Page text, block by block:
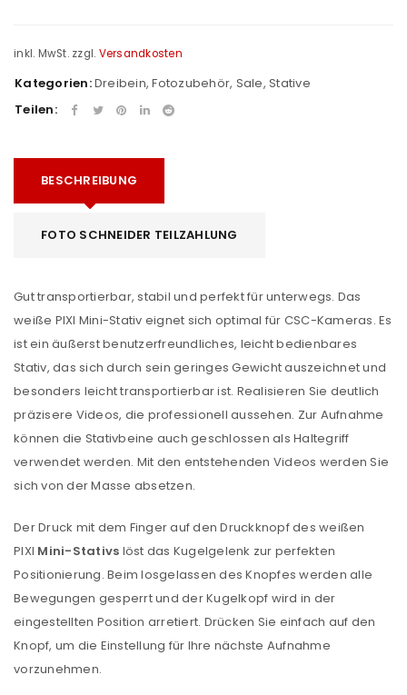
inkl. MwSt. zzgl. Versandkosten
Kategorien:Dreibein,Fotozubehör, Sale, Stative
Teilen:
BESCHREIBUNG
FOTO SCHNEIDER TEILZAHLUNG
Gut transportierbar, stabil und perfekt für unterwegs. Das
weiße PIXI Mini-Stativ eignet sich optimal für CSC-Kameras. Es
ist ein äußerst benutzerfreundliches, leicht bedienbares
Stativ, das sich durch sein geringes Gewicht auszeichnet und
besonders leicht transportierbar ist. Realisieren Sie deutlich
präzisere Videos, die professionell aussehen. Zur Aufnahme
können die Stativbeine auch geschlossen als Haltegriff
verwendet werden. Mit den entstehenden Videos werden Sie
sich von der Masse absetzen.
Der Druck mit dem Finger auf den Druckknopf des weißen
PIXI Mini-Stativs löst das Kugelgelenk zur perfekten
Positionierung. Beim losgelassen des Knopfes werden alle
Bewegungen gesperrt und der Kugelkopf wird in der
eingestellten Position arretiert. Drücken Sie einfach auf den
Knopf, um die Einstellung für Ihre nächste Aufnahme
vorzunehmen.